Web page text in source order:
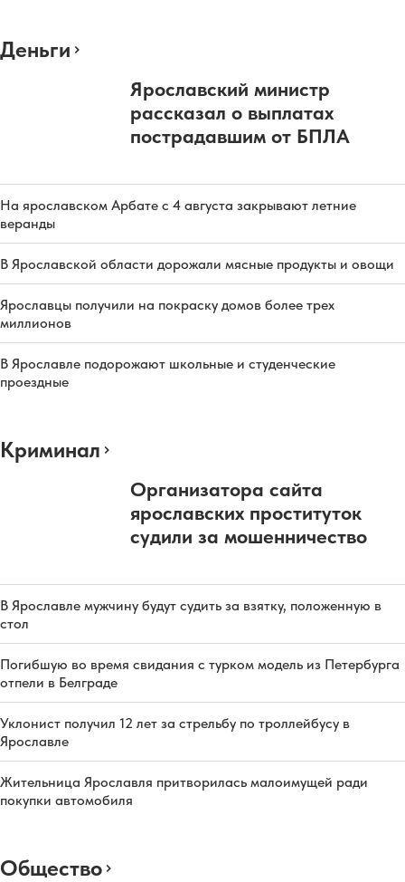
Деньги
Ярославский министр
рассказал о выплатах
пострадавшим от БПЛА
На ярославском Арбате с 4 августа закрывают летние
веранды
В Ярославской области дорожали мясные продукты и овощи
Ярославцы получили на покраску домов более трех
миллионов
В Ярославле подорожают школьные и студенческие
проездные
Криминал
Организатора сайта
ярославских проституток
судили за мошенничество
В Ярославле мужчину будут судить за взятку, положенную в
стол
Погибшую во время свидания с турком модель из Петербурга
отпели в Белграде
Уклонист получил 12 лет за стрельбу по троллейбусу в
Ярославле
Жительница Ярославля притворилась малоимущей ради
покупки автомобиля
Общество